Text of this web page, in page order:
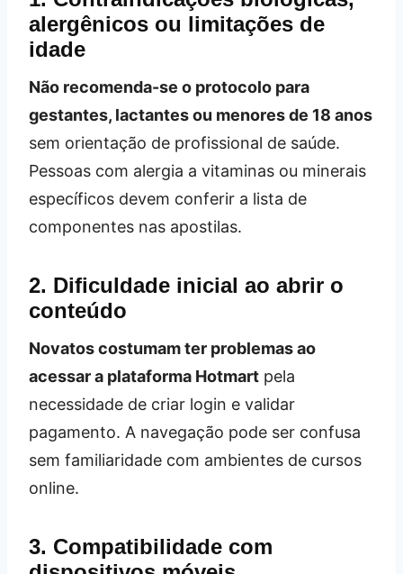
alergênicos ou limitações de
idade
Não recomenda-se o protocolo para
gestantes, lactantes ou menores de 18 anos
sem orientação de profissional de saúde.
Pessoas com alergia a vitaminas ou minerais
específicos devem conferir a lista de
componentes nas apostilas.
2. Dificuldade inicial ao abrir o
conteúdo
Novatos costumam ter problemas ao
acessar a plataforma Hotmart pela
necessidade de criar login e validar
pagamento. A navegação pode ser confusa
sem familiaridade com ambientes de cursos
online.
3. Compatibilidade com